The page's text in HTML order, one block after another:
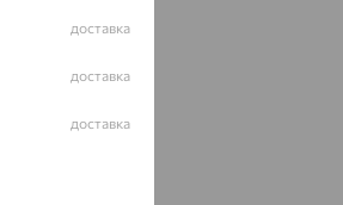
доставка
доставка
доставка